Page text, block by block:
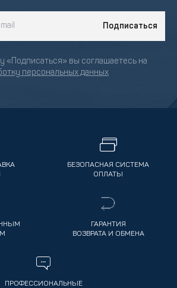
Подписаться
«Подписаться» вы соглашаетесь на
персональных данных
БЕЗОПАСНАЯ СИСТЕМА
ОПЛАТЫ
ГАРАНТИЯ
ВОЗВРАТА И ОБМЕНА
ПРОФЕССИОНАЛЬНЫЕ